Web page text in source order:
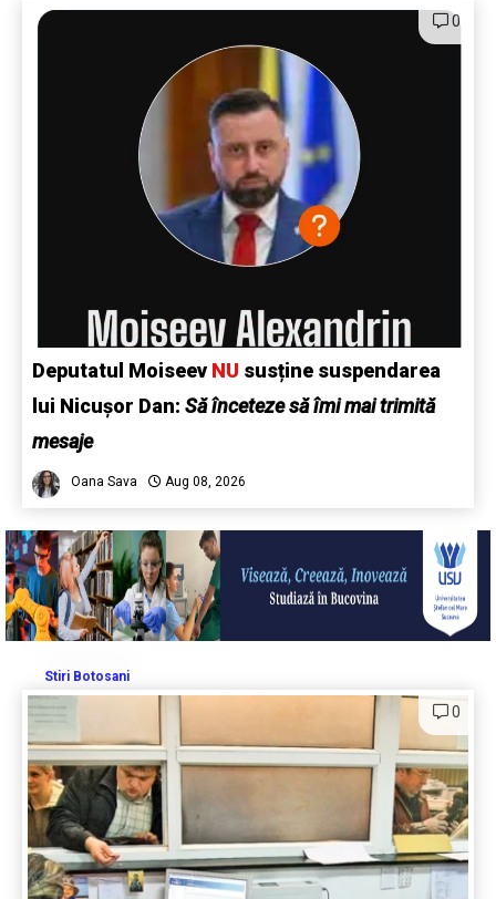
0
Deputatul Moiseev NU susține suspendarea
lui Nicușor Dan: Să înceteze să îmi mai trimită
mesaje
Oana Sava Aug 08, 2026
Stiri Botosani
0